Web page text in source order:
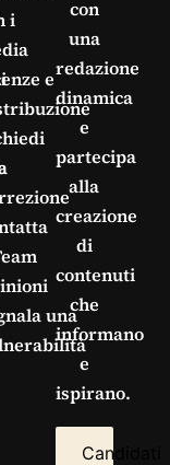
i
e
una
con
una
redazione
dinamica
e
partecipa
alla
creazione
di
contenuti
che
informano
e
ispirano.
Candidati